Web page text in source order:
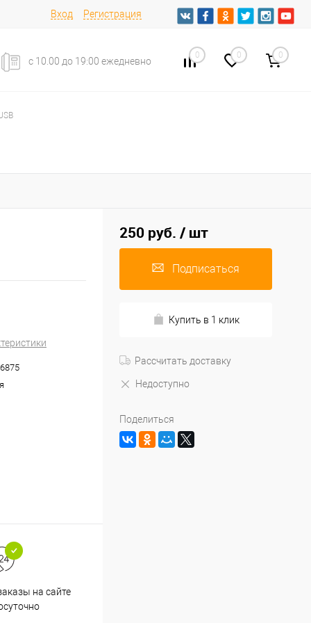
Вход Регистрация
с 10.00 до 19:00 ежедневно
0 0 0
на сайте
250 руб. / шт
Подписаться
Купить в 1 клик
Рассчитать доставку
Недоступно
Поделиться